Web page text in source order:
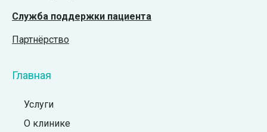
Служба поддержки пациента
Партнёрство
Главная
Услуги
О клинике